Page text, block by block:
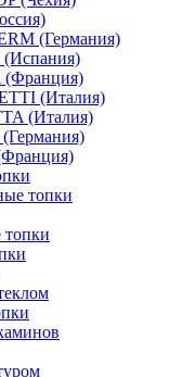
(Германия)
(Франция)
(Италия)
(Италия)
топки
топки